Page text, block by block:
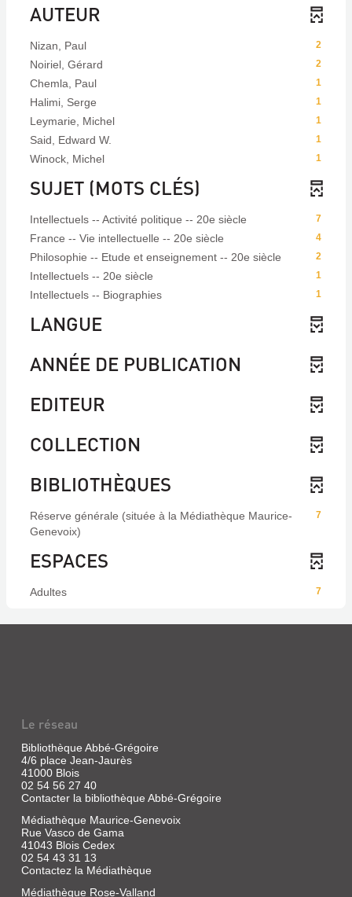
AUTEUR
2
Nizan, Paul
2
Noiriel, Gérard
1
Chemla, Paul
1
Halimi, Serge
1
Leymarie, Michel
1
Said, Edward W.
1
Winock, Michel
SUJET (MOTS CLÉS)
7
Intellectuels -- Activité politique -- 20e siècle
4
France -- Vie intellectuelle -- 20e siècle
2
Philosophie -- Etude et enseignement -- 20e siècle
1
Intellectuels -- 20e siècle
1
Intellectuels -- Biographies
LANGUE
ANNÉE DE PUBLICATION
EDITEUR
COLLECTION
BIBLIOTHÈQUES
7
Réserve générale (située à la Médiathèque Maurice-
Genevoix)
ESPACES
7
Adultes
Le réseau
Bibliothèque Abbé-Grégoire
4/6 place Jean-Jaurès
41000 Blois
02 54 56 27 40
Contacter la bibliothèque Abbé-Grégoire
Médiathèque Maurice-Genevoix
Rue Vasco de Gama
41043 Blois Cedex
02 54 43 31 13
Contactez la Médiathèque
Médiathèque Rose-Valland